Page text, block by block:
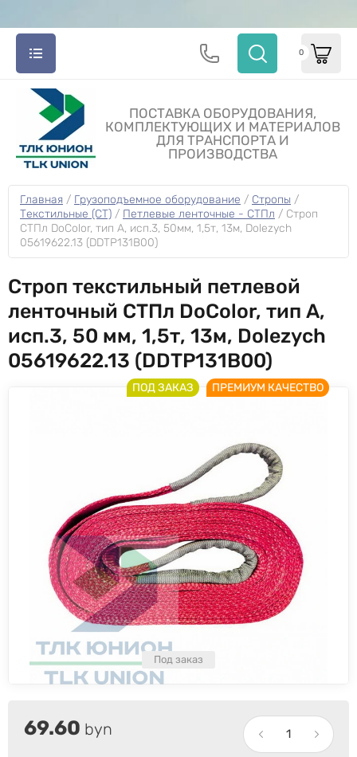
ПОСТАВКА ОБОРУДОВАНИЯ,
КОМПЛЕКТУЮЩИХ И МАТЕРИАЛОВ
ДЛЯ ТРАНСПОРТА И
ПРОИЗВОДСТВА
0
Главная / Грузоподъемное оборудование / Стропы
Текстильные (СТ) / Петлевые ленточные - СТПл / Строп
СТПл DoColor, тип A, исп.3, 50мм, 1,5т, 13м, Dolezych
05619622.13 (DDTP131B00)
Строп текстильный петлевой
ленточный СТПл DoColor, тип A,
исп.3, 50 мм, 1,5т, 13м, Dolezych
05619622.13 (DDTP131B00)
Под заказ
ПОД ЗАКАЗ ПРЕМИУМ КАЧЕСТВО
69.60 byn